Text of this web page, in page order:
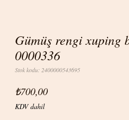
Gümüş rengi xuping
0000336
Stok kodu: 2400000543695
₺700,00Fiyat
KDV dahil